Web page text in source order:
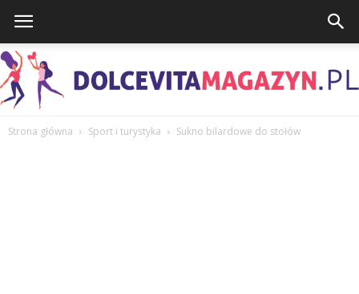
Strona główna Sport i turystyka Sukno bilardowe do stołów